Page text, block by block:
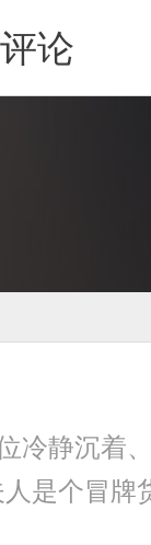
评论
冷静沉着
是个冒牌